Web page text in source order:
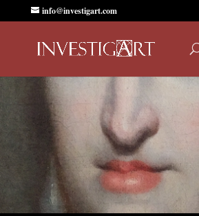
info@investigart.com